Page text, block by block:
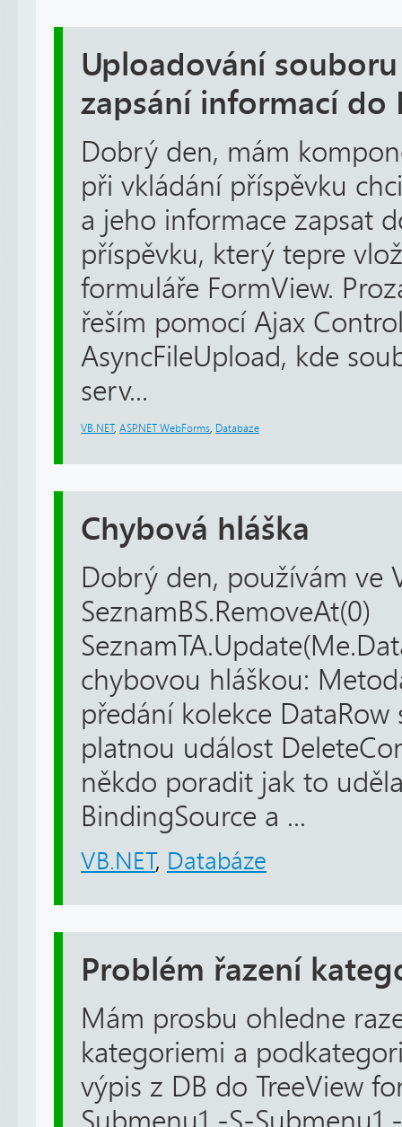
Uploadování
zapsání informací do
Dobrý den, mám
při vkládání příspěvku
a jeho informace zapsat
příspěvku, který tepre
formuláře FormView.
řeším pomocí Ajax
AsyncFileUpload, kde
serv...
VB.NET, ASP.NET WebForms Databáze
Chybová hláška
Dobrý den, používám ve
SeznamBS.RemoveAt(0)
chybovou hláškou:
předání kolekce
platnou událost
někdo poradit jak to
BindingSource a ...
VB.NET, Databáze
Problém řazení
Mám prosbu ohledne
kategoriemi a
výpis z DB do TreeView